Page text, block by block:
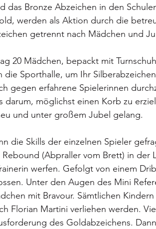
das Bronze Abzeichen in den
werden als Aktion durch die
getrennt nach Mädchen und
20 Mädchen, bepackt mit
die Sporthalle, um Ihr
gegen erfahrene Spielerinnen
darum, möglichst einen Korb zu
und unter großem Jubel gelang.
die Skills der einzelnen Spieler
(Abpraller vom Brett) in der
werfen. Gefolgt von einem
Unter den Augen des Mini
mit Bravour. Sämtlichen
Florian Martini verliehen werden.
des Goldabzeichens.